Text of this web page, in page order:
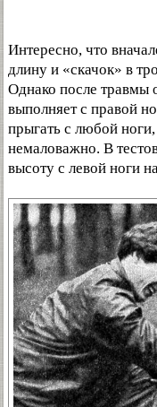
Интересно, что
длину и «скачок» в
Однако после травмы
выполняет с правой
прыгать с любой
немаловажно. В
высоту с левой ноги